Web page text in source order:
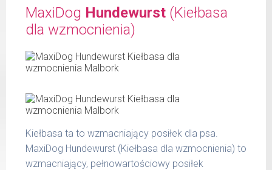
surowe białko 8,80 %
tłuszcz surowy 8,50 %
popiół surowy 1,90 %
włókno surowe 0,50 %
wapń 1,20 %
fosfor 0,62 %
opakowań w lodówce, nie dłużej niż 2 dni.
W tabeli ujęto dzienne zapotrzebowanie na
do 5
220 g
6 - 14
400 g
MaxiDog Hundewurst (Kiełbasa
dla wzmocnienia)
Kiełbasa ta to wzmacniający posiłek dla psa.
MaxiDog Hundewurst (Kiełbasa dla wzmocnienia) to
wzmacniający, pełnowartościowy posiłek